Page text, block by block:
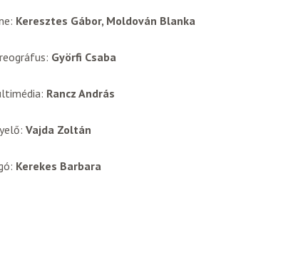
Keresztes Gábor, Moldován Blanka
Györfi Csaba
Rancz András
Vajda Zoltán
Kerekes Barbara